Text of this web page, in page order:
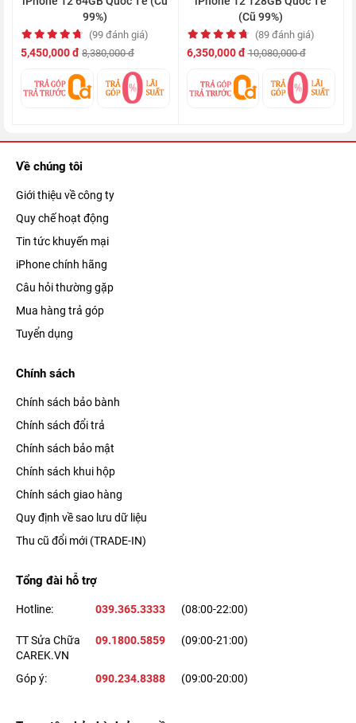
và chi tiết sẽ được thể hiện trọn vẹn hơn bao giờ hết.
Siêu 5G nhanh hơn và thông minh hơn
iPhone 12 là chiếc smartphone đầu tiên của Nhà Táo được
việc tải các tệp lớn, đăng tải hình ảnh, phát trực tiếp chất lượng
cao vẫn nhanh hơn bao giờ hết, nhờ tốc độ LTE lên đến 2Gbps
cùng thiết kế đặc biệt của thiết bị giúp thu sóng hiệu quả và
mạnh mẽ hơn.
Hỗ trợ công nghệ sạc nhanh 20W
pin 2815 mAh - nhỏ hơn viên pin 3110 mAh trên dòng iPhone
bài kiểm tra thời lượng pin iPhone
12 thực tế.
99%)
(99 đánh giá)
5,450,000 đ 8,380,000 đ
(Cũ 99%)
(89 đánh giá)
6,350,000 đ 10,080,000 đ
Về chúng tôi
Giới thiệu về công ty
Quy chế hoạt động
Tin tức khuyến mại
iPhone chính hãng
Câu hỏi thường gặp
Mua hàng trả góp
Tuyển dụng
Chính sách
Chính sách bảo bành
Chính sách đổi trả
Chính sách bảo mật
Chính sách khui hộp
Chính sách giao hàng
Quy định về sao lưu dữ liệu
Thu cũ đổi mới (TRADE-IN)
Tổng đài hỗ trợ
Hotline: 039.365.3333 (08:00-22:00)
TT Sửa Chữa
CAREK.VN
09.1800.5859 (09:00-21:00)
Góp ý: 090.234.8388 (09:00-20:00)